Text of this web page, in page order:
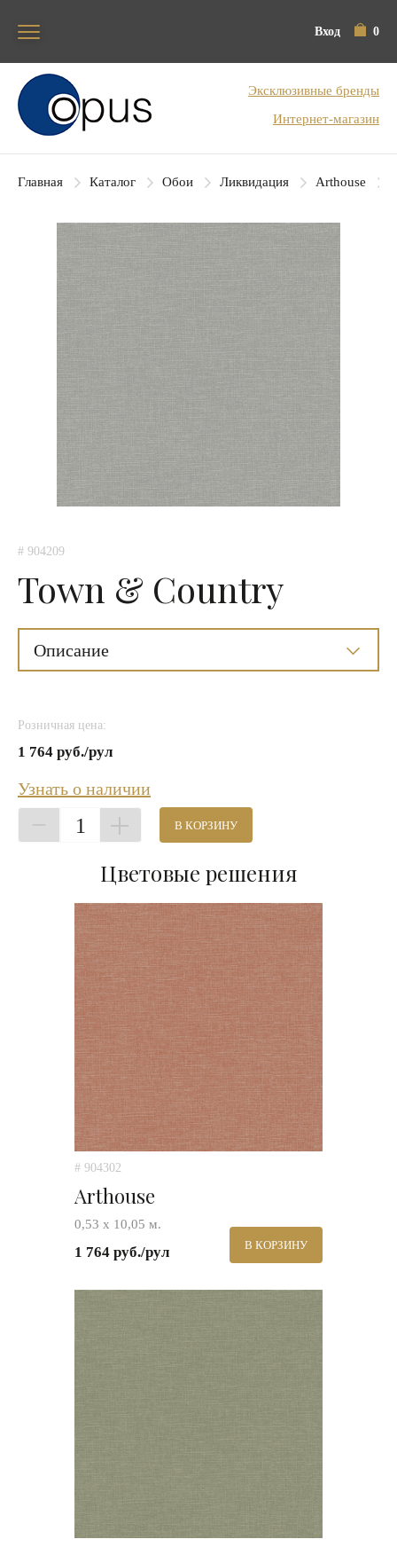
Вход 0
Блок поиска
Эксклюзивные бренды
Интернет-магазин
Главная Каталог Обои Ликвидация Arthouse
# 904209
Town & Country
Описание
Розничная цена:
1 764 руб./рул
Узнать о наличии
1 В КОРЗИНУ
Цветовые решения
# 904302
Arthouse
0,53 х 10,05 м.
1 764 руб./рул В КОРЗИНУ